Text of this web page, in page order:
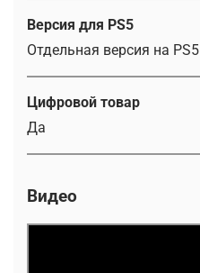
Версия для PS5
Отдельная версия на PS5
Цифровой товар
Да
Видео